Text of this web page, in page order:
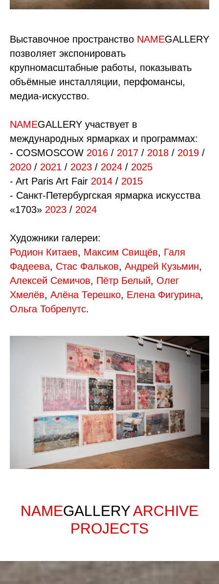
Выставочное пространство NAMEGALLERY
позволяет экспонировать
крупномасштабные работы, показывать
объёмные инсталляции, перфомансы,
медиа-искусство.
NAMEGALLERY участвует в
международных ярмарках и программах:
- COSMOSCOW 2016 / 2017 / 2018 / 2019 /
2020 / 2021 / 2023 / 2024 / 2025
- Art Paris Art Fair 2014 / 2015
- Санкт-Петербургская ярмарка искусства
«1703» 2023 / 2024
Художники галереи:
Родион Китаев, Максим Свищёв, Галя
Фадеева, Стас Фальков, Андрей Кузьмин,
Алексей Семичов, Пётр Белый, Олег
Хмелёв, Алёна Терешко, Елена Фигурина,
Ольга Тобрелутс.
NAMEGALLERYARCHIVE
PROJECTS